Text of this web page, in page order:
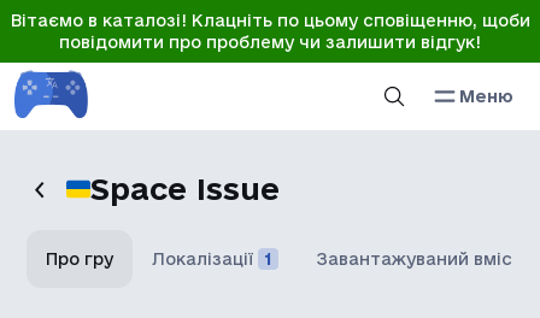
Вітаємо в каталозі! Клацніть по цьому сповіщенню, щоби
повідомити про проблему чи залишити відгук!
Меню
Space Issue
Про гру Локалізації 1 Завантажуваний вміст